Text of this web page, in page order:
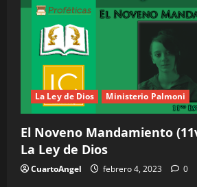
La Ley de Dios Ministerio Palmoni
El Noveno Mandamiento
La Ley de Dios
CuartoAngel febrero 4, 2023 0